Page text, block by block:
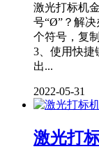
激光打标机
号“Ø”？解
个符号，复
3、使用快捷
出...
2022-05-31
激光打